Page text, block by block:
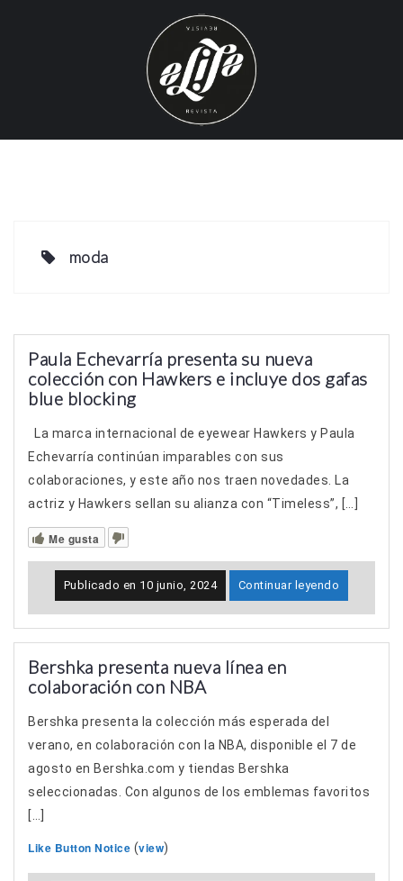
moda
Paula Echevarría presenta su nueva
colección con Hawkers e incluye dos gafas
blue blocking
La marca internacional de eyewear Hawkers y Paula
Echevarría continúan imparables con sus
colaboraciones, y este año nos traen novedades. La
actriz y Hawkers sellan su alianza con “Timeless”, […]
Me gusta
Publicado en 10 junio, 2024 Continuar leyendo
Bershka presenta nueva línea en
colaboración con NBA
Bershka presenta la colección más esperada del
verano, en colaboración con la NBA, disponible el 7 de
agosto en Bershka.com y tiendas Bershka
seleccionadas. Con algunos de los emblemas favoritos
[…]
Like Button Notice (view)